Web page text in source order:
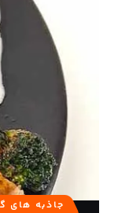
جاذبه های